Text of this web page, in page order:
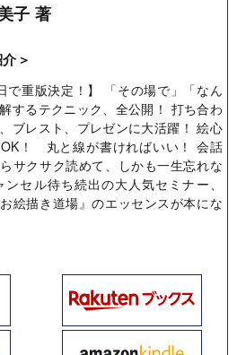
子 著
＞
で重版決定！】 「その場で」「なん
するテクニック、全公開！ 打ち合わ
ブレスト、プレゼンに大活躍！ 絵心
！ 丸と線が書ければいい！ 会話
サクサク読めて、しかも一生忘れな
ンセル待ち続出の大人気セミナー、
お絵描き道場』のエッセンスが本にな